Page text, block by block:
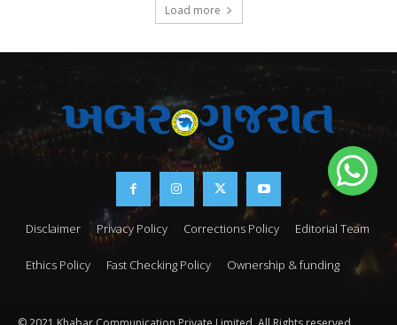
Load more
Disclaimer Privacy Policy Corrections Policy Editorial Team
Ethics Policy Fast Checking Policy Ownership & funding